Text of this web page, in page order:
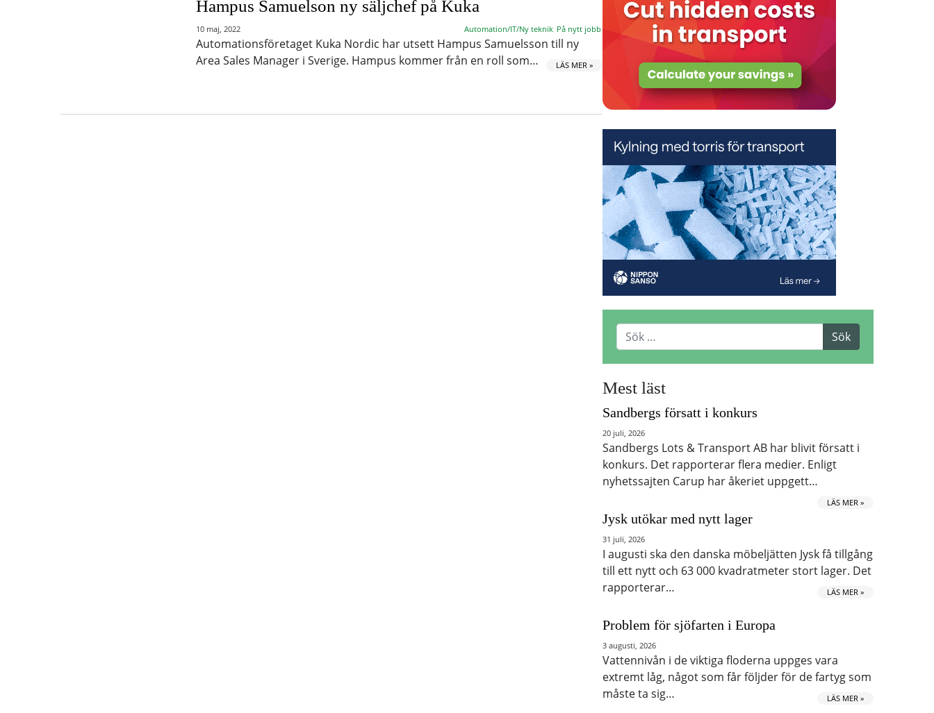
Hampus Samuelson ny säljchef på Kuka
10 maj, 2022 Automation/IT/Ny teknik På nytt jobb
Automationsföretaget Kuka Nordic har utsett Hampus Samuelsson till ny
Area Sales Manager i Sverige. Hampus kommer från en roll som…
LÄS MER »
Mest läst
Sandbergs försatt i konkurs
20 juli, 2026
Sandbergs Lots & Transport AB har blivit försatt i
konkurs. Det rapporterar flera medier. Enligt
nyhetssajten Carup har åkeriet uppgett…
LÄS MER »
Jysk utökar med nytt lager
31 juli, 2026
I augusti ska den danska möbeljätten Jysk få tillgång
till ett nytt och 63 000 kvadratmeter stort lager. Det
rapporterar…
LÄS MER »
Problem för sjöfarten i Europa
3 augusti, 2026
Vattennivån i de viktiga floderna uppges vara
extremt låg, något som får följder för de fartyg som
måste ta sig…
LÄS MER »